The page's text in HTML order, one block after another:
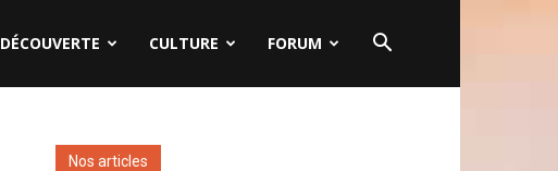
DÉCOUVERTE CULTURE FORUM
Nos articles